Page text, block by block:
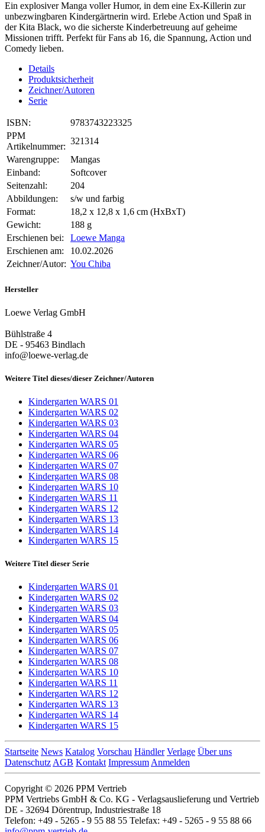
Ein explosiver Manga voller Humor, in dem eine Ex-Killerin zur
unbezwingbaren Kindergärtnerin wird. Erlebe Action und Spaß in
der Kita Black, wo die sicherste Kinderbetreuung auf geheime
Missionen trifft. Perfekt für Fans ab 16, die Spannung, Action und
Comedy lieben.
Details
Produktsicherheit
Zeichner/Autoren
Serie
ISBN:
9783743223325
PPM
Artikelnummer:
321314
Warengruppe:
Mangas
Einband:
Softcover
Seitenzahl:
204
Abbildungen:
s/w und farbig
Format:
18,2 x 12,8 x 1,6 cm (HxBxT)
Gewicht:
188 g
Erschienen bei:
Loewe Manga
Erschienen am:
10.02.2026
Zeichner/Autor: You Chiba
Hersteller
Loewe Verlag GmbH
Bühlstraße 4
DE - 95463 Bindlach
info@loewe-verlag.de
Weitere Titel dieses/dieser Zeichner/Autoren
Kindergarten WARS 01
Kindergarten WARS 02
Kindergarten WARS 03
Kindergarten WARS 04
Kindergarten WARS 05
Kindergarten WARS 06
Kindergarten WARS 07
Kindergarten WARS 08
Kindergarten WARS 10
Kindergarten WARS 11
Kindergarten WARS 12
Kindergarten WARS 13
Kindergarten WARS 14
Kindergarten WARS 15
Weitere Titel dieser Serie
Kindergarten WARS 01
Kindergarten WARS 02
Kindergarten WARS 03
Kindergarten WARS 04
Kindergarten WARS 05
Kindergarten WARS 06
Kindergarten WARS 07
Kindergarten WARS 08
Kindergarten WARS 10
Kindergarten WARS 11
Kindergarten WARS 12
Kindergarten WARS 13
Kindergarten WARS 14
Kindergarten WARS 15
Startseite News Katalog Vorschau Händler Verlage Über uns
Datenschutz AGB Kontakt Impressum Anmelden
Copyright © 2026 PPM Vertrieb
PPM Vertriebs GmbH & Co. KG - Verlagsauslieferung und Vertrieb
DE - 32694 Dörentrup, Industriestraße 18
Telefon: +49 - 5265 - 9 55 88 55 Telefax: +49 - 5265 - 9 55 88 66